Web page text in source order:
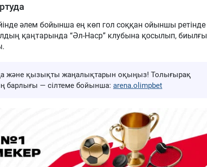
әлем бойынша ең көп гол соққан ойыншы ретінде
қаңтарында “Әл-Наср” клубына қосылып, биылғы
және қызықты жаңалықтарын оқыңыз! Толығырақ
барлығы — сілтеме бойынша: arena.olimpbet